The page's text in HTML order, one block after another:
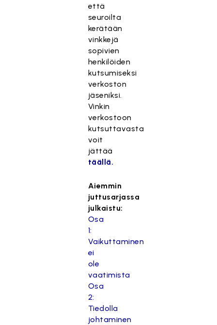
että
seuroilta
kerätään
vinkkejä
sopivien
henkilöiden
kutsumiseksi
verkoston
jäseniksi.
Vinkin
verkostoon
kutsuttavasta
voit
jättää
täällä.
Aiemmin
juttusarjassa
julkaistu:
Osa
1:
Vaikuttaminen
ei
ole
vaatimista
Osa
2:
Tiedolla
johtaminen